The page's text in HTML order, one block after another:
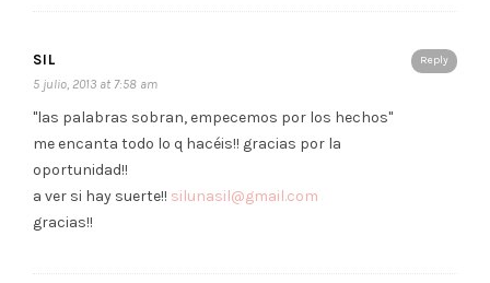
Reply
SIL
5 julio, 2013 at 7:58 am
"las palabras sobran, empecemos por los hechos"
me encanta todo lo q hacéis!! gracias por la
oportunidad!!
a ver si hay suerte!! silunasil@gmail.com
gracias!!